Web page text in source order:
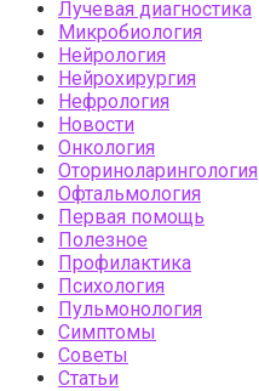
Лучевая диагностика
Микробиология
Нейрология
Нейрохирургия
Нефрология
Новости
Онкология
Оториноларингология
Офтальмология
Первая помощь
Полезное
Профилактика
Психология
Пульмонология
Симптомы
Советы
Статьи